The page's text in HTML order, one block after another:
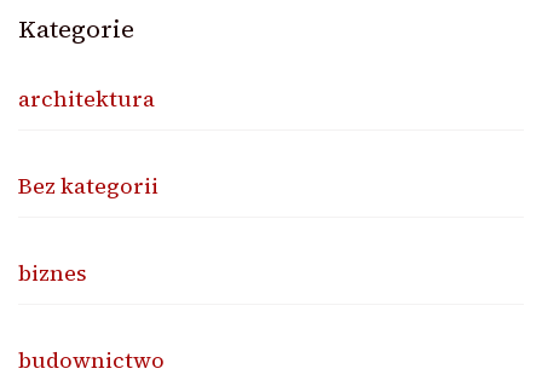
Kategorie
architektura
Bez kategorii
biznes
budownictwo